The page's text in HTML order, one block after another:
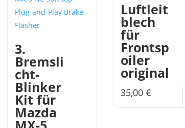
3.
Bremsli
cht-
Blinker
Kit für
Mazda
Luftleit
blech
für
Frontsp
oiler
original
35,00 €